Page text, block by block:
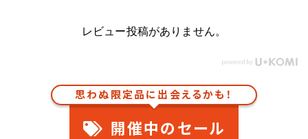
レビュー投稿がありません。
思わぬ限定品に出会えるかも！
開催中のセール